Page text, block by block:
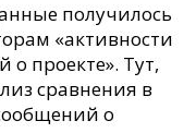
получилось
«активности
проекте». Тут,
сравнения в
о